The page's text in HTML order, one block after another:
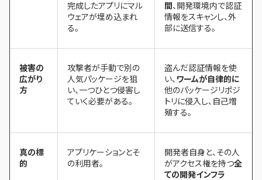
完成したアプリにマル
ウェアが埋め込まれ
る。
間、開発環境内で認証
情報をスキャンし、外
部に送信する。
被害の
広がり
方
攻撃者が手動で別の
人気パッケージを狙
い、一つひとつ侵害し
ていく必要がある。
盗んだ認証情報を使
い、 ワームが自律的に
他のパッケージリポジ
トリに侵入し、自己増
殖する。
真の標
的
アプリケーションとそ
の利用者。
開発者自身と、その人
がアクセス権を持つ全
ての開発インフラ